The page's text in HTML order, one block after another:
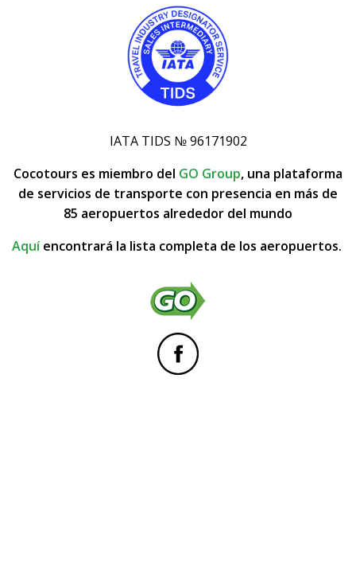
IATA TIDS № 96171902
Cocotours es miembro del GO Group, una plataforma
de servicios de transporte con presencia en más de
85 aeropuertos alrededor del mundo
Aquíencontrará la lista completa de los aeropuertos.